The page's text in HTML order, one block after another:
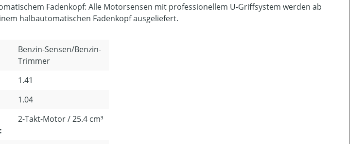
Fadenkopf: Alle Motorsensen mit professionellem U-Griffsystem werden ab
halbautomatischen Fadenkopf ausgeliefert.
Benzin-Sensen/Benzin-
Trimmer
1.41
1.04
2-Takt-Motor / 25.4 cm³